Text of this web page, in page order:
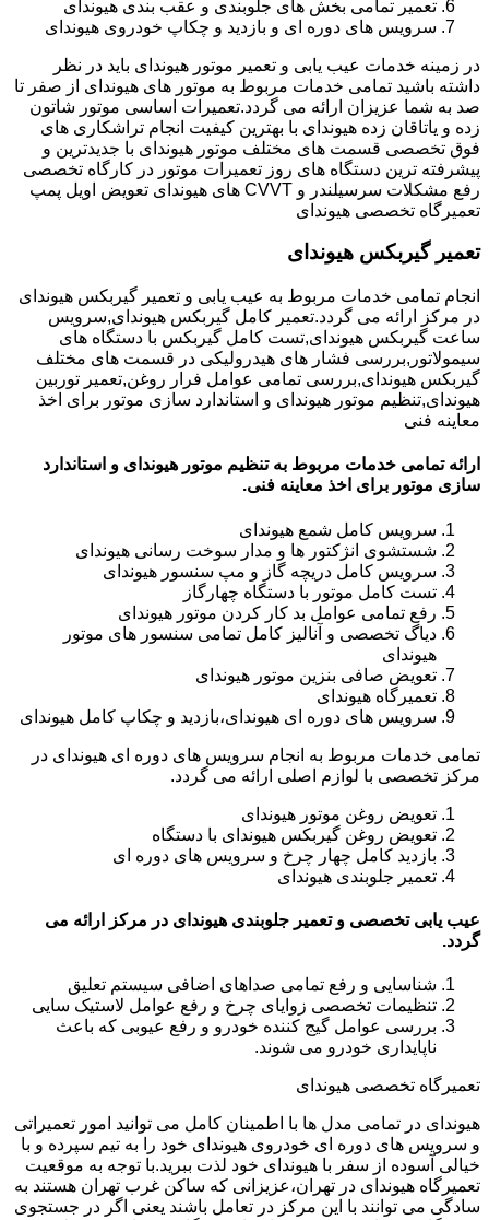
تعمیر تمامی بخش های جلوبندی و عقب بندی هیوندای
سرویس های دوره ای و بازدید و چکاپ خودروی هیوندای
در زمینه خدمات عیب یابی و تعمیر موتور هیوندای باید در نظر
داشته باشید تمامی خدمات مربوط به موتور های هیوندای از صفر تا
صد به شما عزیزان ارائه می گردد.تعمیرات اساسی موتور شاتون
زده و یاتاقان زده هیوندای با بهترین کیفیت انجام تراشکاری های
فوق تخصصی قسمت های مختلف موتور هیوندای با جدیدترین و
پیشرفته ترین دستگاه های روز تعمیرات موتور در کارگاه تخصصی
رفع مشکلات سرسیلندر و CVVT های هیوندای تعویض اویل پمپ
تعمیرگاه تخصصی هیوندای
تعمیر گیربکس هیوندای
انجام تمامی خدمات مربوط به عیب یابی و تعمیر گیربکس هیوندای
در مرکز ارائه می گردد.تعمیر کامل گیربکس هیوندای,سرویس
ساعت گیربکس هیوندای,تست کامل گیربکس با دستگاه های
سیمولاتور,بررسی فشار های هیدرولیکی در قسمت های مختلف
گیربکس هیوندای,بررسی تمامی عوامل فرار روغن,تعمیر توربین
هیوندای,تنظیم موتور هیوندای و استاندارد سازی موتور برای اخذ
معاینه فنی
ارائه تمامی خدمات مربوط به تنظیم موتور هیوندای و استاندارد
سازی موتور برای اخذ معاینه فنی.
سرویس کامل شمع هیوندای
شستشوی انژکتور ها و مدار سوخت رسانی هیوندای
سرویس کامل دریچه گاز و مپ سنسور هیوندای
تست کامل موتور با دستگاه چهارگاز
رفع تمامی عوامل بد کار کردن موتور هیوندای
دیاگ تخصصی و آنالیز کامل تمامی سنسور های موتور
هیوندای
تعویض صافی بنزین موتور هیوندای
تعمیرگاه هیوندای
سرویس های دوره ای هیوندای،بازدید و چکاپ کامل هیوندای
تمامی خدمات مربوط به انجام سرویس های دوره ای هیوندای در
مرکز تخصصی با لوازم اصلی ارائه می گردد.
تعویض روغن موتور هیوندای
تعویض روغن گیربکس هیوندای با دستگاه
بازدید کامل چهار چرخ و سرویس های دوره ای
تعمیر جلوبندی هیوندای
عیب یابی تخصصی و تعمیر جلوبندی هیوندای در مرکز ارائه می
گردد.
شناسایی و رفع تمامی صداهای اضافی سیستم تعلیق
تنظیمات تخصصی زوایای چرخ و رفع عوامل لاستیک سایی
بررسی عوامل گیج کننده خودرو و رفع عیوبی که باعث
ناپایداری خودرو می شوند.
تعمیرگاه تخصصی هیوندای
هیوندای در تمامی مدل ها با اطمینان کامل می توانید امور تعمیراتی
و سرویس های دوره ای خودروی هیوندای خود را به تیم سپرده و با
خیالی آسوده از سفر با هیوندای خود لذت ببرید.با توجه به موقعیت
تعمیرگاه هیوندای در تهران،عزیزانی که ساکن غرب تهران هستند به
سادگی می توانند با این مرکز در تعامل باشند یعنی اگر در جستجوی